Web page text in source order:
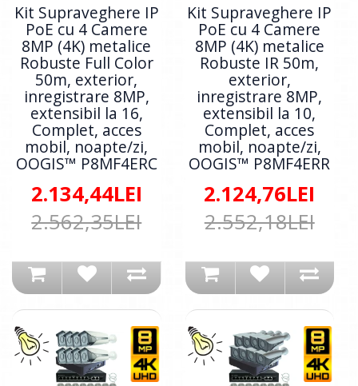
Kit Supraveghere IP
PoE cu 4 Camere
8MP (4K) metalice
Robuste Full Color
50m, exterior,
inregistrare 8MP,
extensibil la 16,
Complet, acces
mobil, noapte/zi,
OOGIS™ P8MF4ERC
2.134,44LEI
2.562,35LEI
Kit Supraveghere IP
PoE cu 4 Camere
8MP (4K) metalice
Robuste IR 50m,
exterior,
inregistrare 8MP,
extensibil la 10,
Complet, acces
mobil, noapte/zi,
OOGIS™ P8MF4ERR
2.124,76LEI
2.552,18LEI